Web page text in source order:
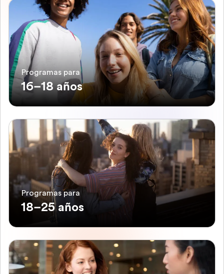
Programas para
16–18 años
Programas para
18–25 años